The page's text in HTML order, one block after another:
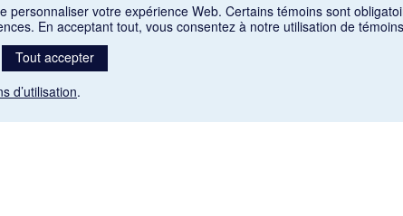
personnaliser votre expérience Web. Certains témoins sont
En acceptant tout, vous consentez à notre utilisation de
Tout accepter
d’utilisation.